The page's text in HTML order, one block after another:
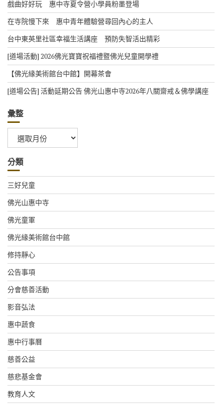
戲曲好好玩 惠中寺夏令營小學員粉墨登場
在寺院慢下來 惠中青年體驗營尋回內心的主人
台中東英里社區幸福生活講座 預防失智活出精彩
[道場活動] 2026佛光寶寶祝福禮暨佛光兒童開學禮
【佛光緣美術館台中館】開幕茶會
[道場公告] 活動延期公告 佛光山惠中寺2026年八關齋戒＆佛學講座
彙整
整
分類
三好兒童
佛光山惠中寺
佛光童軍
佛光緣美術館台中館
修持靜心
公告事項
分會慈善活動
影音弘法
惠中蔬食
惠中行事曆
慈善公益
慈悲基金會
教育人文